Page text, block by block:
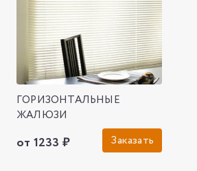
ГОРИЗОНТАЛЬНЫЕ
ЖАЛЮЗИ
от 1233 ₽ Заказать